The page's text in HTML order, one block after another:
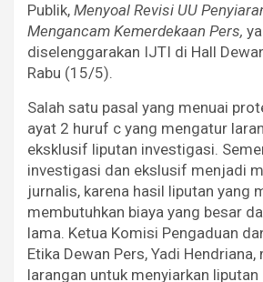
Publik, Menyoal Revisi UU
Mengancam Kemerdekaan Pers,
diselenggarakan IJTI di Hall
Rabu (15/5).
Salah satu pasal yang menuai
ayat 2 huruf c yang mengatur
eksklusif liputan investigasi.
investigasi dan ekslusif menjadi
jurnalis, karena hasil liputan yang
membutuhkan biaya yang besar
lama. Ketua Komisi Pengaduan
Etika Dewan Pers, Yadi
larangan untuk menyiarkan